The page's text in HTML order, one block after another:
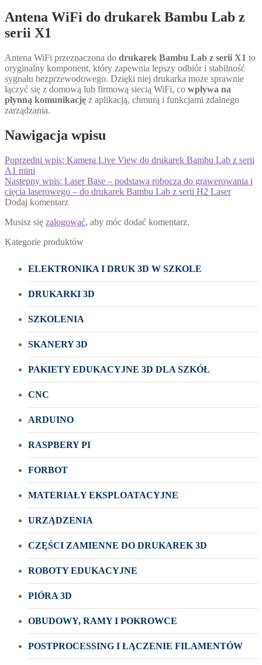
Antena WiFi do drukarek Bambu Lab z
serii X1
Antena WiFi przeznaczona do drukarek Bambu Lab z serii X1 to
oryginalny komponent, który zapewnia lepszy odbiór i stabilność
sygnału bezprzewodowego. Dzięki niej drukarka może sprawnie
łączyć się z domową lub firmową siecią WiFi, co wpływa na
płynną komunikację z aplikacją, chmurą i funkcjami zdalnego
zarządzania.
Nawigacja wpisu
Poprzedni wpis: Kamera Live View do drukarek Bambu Lab z serii
A1 mini
Następny wpis: Laser Base – podstawa robocza do grawerowania i
cięcia laserowego – do drukarek Bambu Lab z serii H2 Laser
Dodaj komentarz
Musisz się zalogować, aby móc dodać komentarz.
Kategorie produktów
ELEKTRONIKA I DRUK 3D W SZKOLE
DRUKARKI 3D
SZKOLENIA
SKANERY 3D
PAKIETY EDUKACYJNE 3D DLA SZKÓŁ
CNC
ARDUINO
RASPBERY PI
FORBOT
MATERIAŁY EKSPLOATACYJNE
URZĄDZENIA
CZĘŚCI ZAMIENNE DO DRUKAREK 3D
ROBOTY EDUKACYJNE
PIÓRA 3D
OBUDOWY, RAMY I POKROWCE
POSTPROCESSING I ŁĄCZENIE FILAMENTÓW